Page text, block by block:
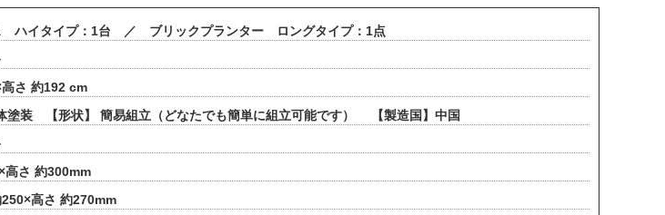
ハイタイプ：1台 ／ ブリックプランター ロングタイプ：1点
高さ 約192 cm
塗装 【形状】 簡易組立（どなたでも簡単に組立可能です） 【製造国】中国
高さ 約300mm
250×高さ 約270mm